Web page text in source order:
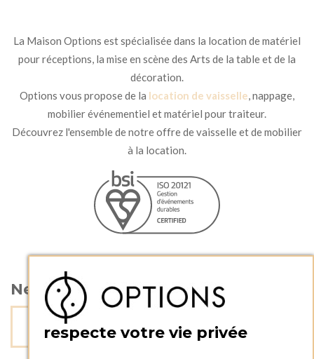
La Maison Options est spécialisée dans la location de matériel
pour réceptions, la mise en scène des Arts de la table et de la
décoration.
Options vous propose de la location de vaisselle, nappage,
mobilier événementiel et matériel pour traiteur.
Découvrez l'ensemble de notre offre de vaisselle et de mobilier
à la location.
Newsletter
respecte votre vie privée